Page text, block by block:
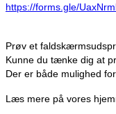
https://forms.gle/
Prøv et
Kunne du tænke dig at
Der er både mulighed
Læs mere på vores